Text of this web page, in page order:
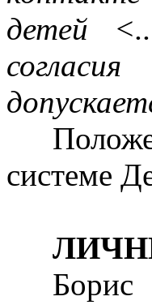
детей
системе